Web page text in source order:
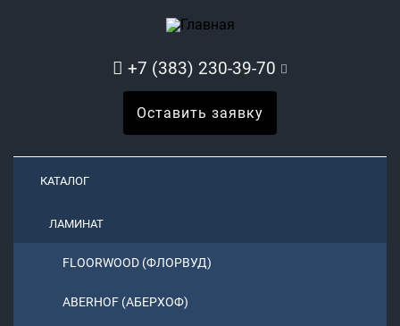
+7 (383) 230-39-70
Оставить заявку
КАТАЛОГ
ЛАМИНАТ
FLOORWOOD (ФЛОРВУД)
ABERHOF (АБЕРХОФ)